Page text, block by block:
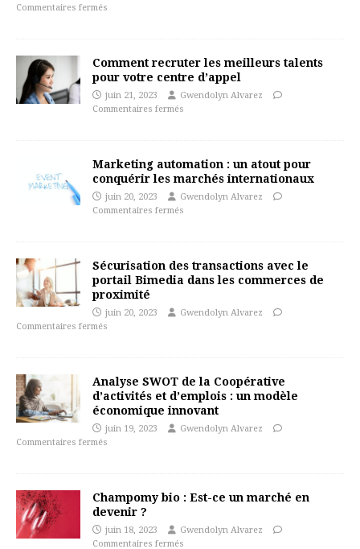
Commentaires fermés
Comment recruter les meilleurs talents
pour votre centre d’appel
juin 21, 2023
Gwendolyn Alvarez
Commentaires fermés
Marketing automation : un atout pour
conquérir les marchés internationaux
juin 20, 2023
Gwendolyn Alvarez
Commentaires fermés
Sécurisation des transactions avec le
portail Bimedia dans les commerces de
proximité
juin 20, 2023
Gwendolyn Alvarez
Commentaires fermés
Analyse SWOT de la Coopérative
d’activités et d’emplois : un modèle
économique innovant
juin 19, 2023
Gwendolyn Alvarez
Commentaires fermés
Champomy bio : Est-ce un marché en
devenir ?
juin 18, 2023
Gwendolyn Alvarez
Commentaires fermés